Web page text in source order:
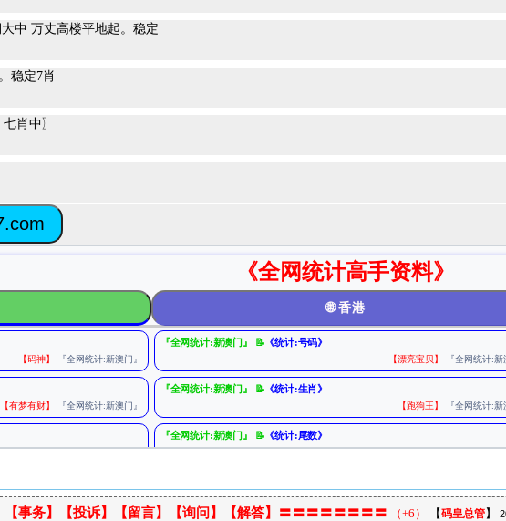
中 万丈高楼平地起。稳定
稳定7肖
肖中〗
《全网统计高手资料》
🌐 香港
【码神】 『全网统计:新澳门』
『全网统计:新澳门』 📝 《统计:号码》
【漂亮宝贝】 『全网统计:新
【有梦有财】 『全网统计:新澳门』
『全网统计:新澳门』 📝 《统计:生肖》
【跑狗王】 『全网统计:新
『全网统计:新澳门』 📝 《统计:尾数》
【吉利平码】『全网统计:新澳门』 【码皇总管】『全网统计:新
事务】【投诉】【留言】【询问】【解答】〓〓〓〓〓〓〓〓 （+6） 【码皇总管】